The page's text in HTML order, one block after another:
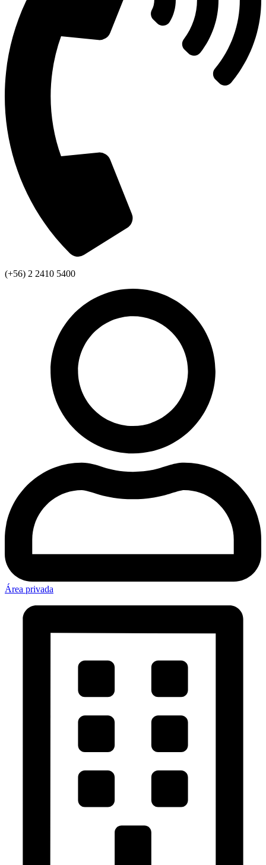
(+56) 2 2410 5400
Área privada